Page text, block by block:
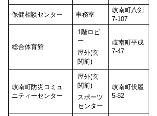
保健相談センター 事務室
岐南町八剣
7-107
総合体育館
1階ロビ
ー
屋外(玄
関前)
岐南町平成
7-47
岐南町防災コミュ
ニティーセンター
屋外(玄
関前)
スポーツ
センター
岐南町伏屋
5-82